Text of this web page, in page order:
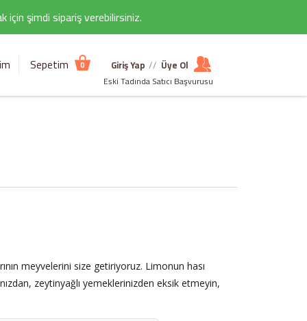
için şimdi sipariş verebilirsiniz.
Sepetim 0 Giriş Yap // Üye Ol
Eski Tadında Satıcı Başvurusu
meyvelerini size getiriyoruz. Limonun hası
zeytinyağlı yemeklerinizden eksik etmeyin,